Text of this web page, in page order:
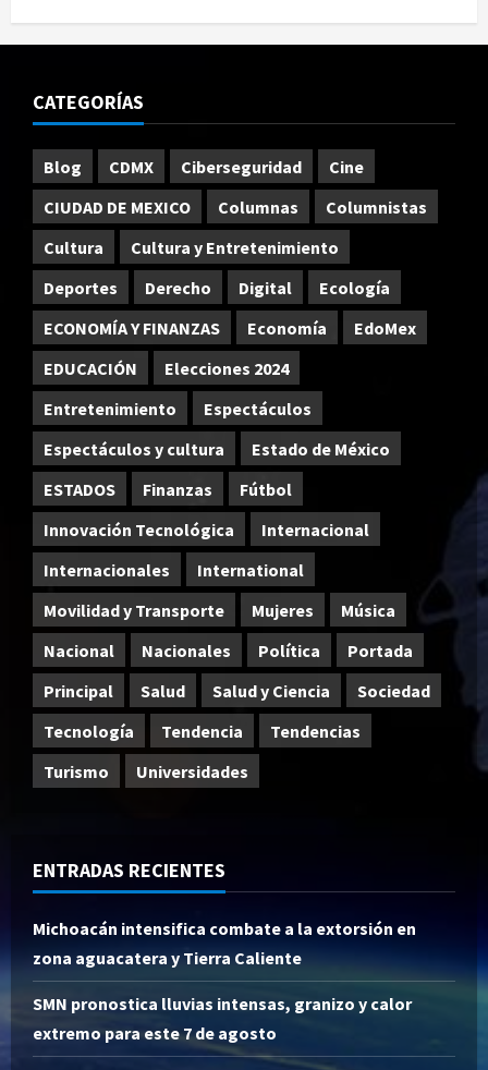
CATEGORÍAS
Blog CDMX Ciberseguridad
Cine
CIUDAD DE MEXICO
Columnas
Columnistas
Cultura
Cultura y Entretenimiento
Deportes
Derecho Digital
Ecología
ECONOMÍA Y FINANZAS
Economía
EdoMex
EDUCACIÓN
Elecciones 2024
Entretenimiento
Espectáculos
Espectáculos y cultura
Estado de México
ESTADOS
Finanzas
Fútbol
Innovación Tecnológica
Internacional
Internacionales
International
Movilidad y Transporte
Mujeres
Música
Nacional
Nacionales Política
Portada
Principal
Salud Salud y Ciencia
Sociedad
Tecnología
Tendencia
Tendencias
Turismo
Universidades
ENTRADAS RECIENTES
Michoacán intensifica combate a la extorsión en
zona aguacatera y Tierra Caliente
SMN pronostica lluvias intensas, granizo y calor
extremo para este 7 de agosto